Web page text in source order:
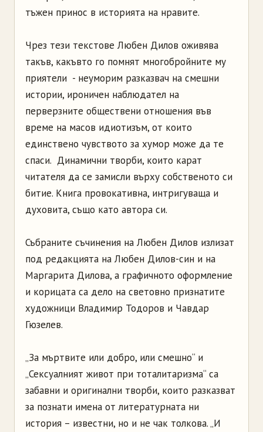
тъжен принос в историята на нравите.
Чрез тези текстове Любен Дилов оживява
такъв, какъвто го помнят многобройните му
приятели - неуморим разказвач на смешни
истории, ироничен наблюдател на
перверзните обществени отношения във
време на масов идиотизъм, от които
единствено чувството за хумор може да те
спаси. Динамични творби, които карат
читателя да се замисли върху собственото си
битие. Книга провокативна, интригуваща и
духовита, също като автора си.
Събраните съчинения на Любен Дилов излизат
под редакцията на Любен Дилов-син и на
Маргарита Дилова, а графичното оформление
и корицата са дело на световно признатите
художници Владимир Тодоров и Чавдар
Гюзелев.
„За мъртвите или добро, или смешно“ и
„Сексуалният живот при тоталитаризма“ са
забавни и оригинални творби, които разказват
за познати имена от литературната ни
история – известни, но и не чак толкова. „И